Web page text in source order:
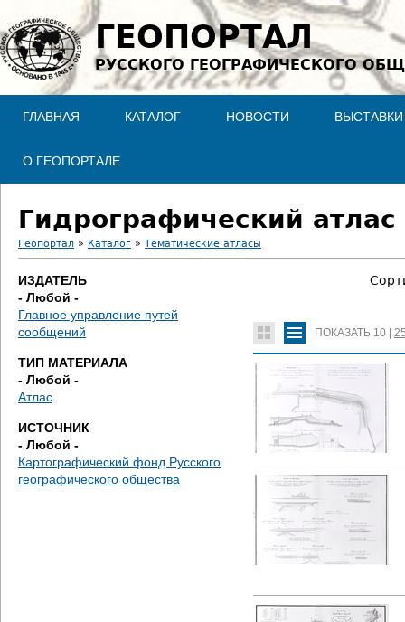
Jump to navigation
ГЕОПОРТАЛ
РУССКОГО ГЕОГРАФИЧЕСКОГО
ГЛАВНАЯ КАТАЛОГ НОВОСТИ ВЫСТАВКИ
О ГЕОПОРТАЛЕ
Гидрографический
В
ы
з
д
с
ь
Геопортал » Каталог » Тематические атласы
ИЗДАТЕЛЬ
- Любой -
Главное управление путей
сообщений
ТИП МАТЕРИАЛА
- Любой -
Атлас
ИСТОЧНИК
- Любой -
Картографический фонд Русского
географического общества
ПОКАЗАТЬ 10